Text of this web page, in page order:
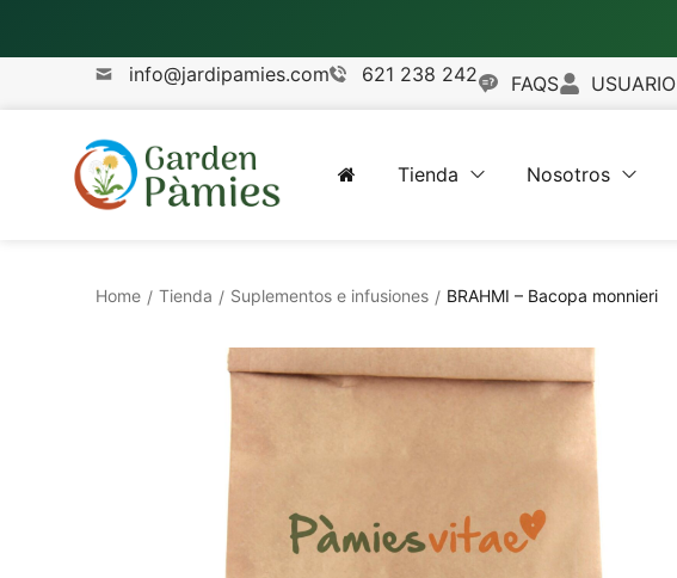
info@jardipamies.com
621 238 242 FAQS USUARIO
Tienda Nosotros
Home / Tienda / Suplementos e infusiones / BRAHMI – Bacopa monnieri